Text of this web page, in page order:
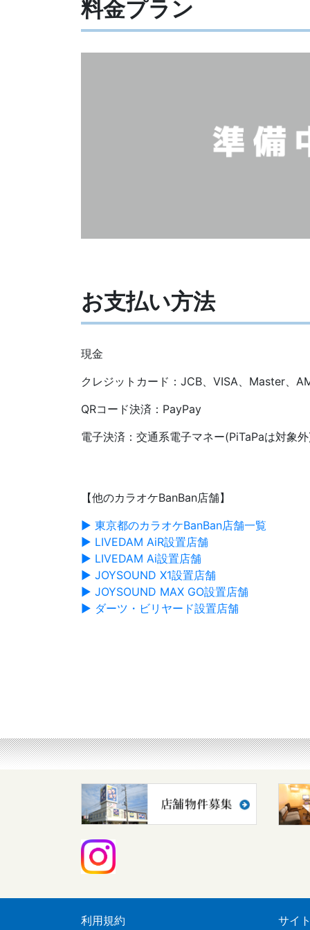
料金プラン
お支払い方法
現金
クレジットカード：JCB、VISA、Master、
QRコード決済：PayPay
電子決済：交通系電子マネー(PiTaPaは対象
【他のカラオケBanBan店舗】
▶ 東京都のカラオケBanBan店舗一覧
▶ LIVEDAM AiR設置店舗
▶ LIVEDAM Ai設置店舗
▶ JOYSOUND X1設置店舗
▶ JOYSOUND MAX GO設置店舗
▶ ダーツ・ビリヤード設置店舗
利用規約
サイ